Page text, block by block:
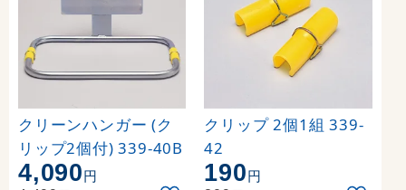
クリーンハンガー (ク
リップ2個付) 339-40B
4,090円
クリップ 2個1組 339-
42
190円